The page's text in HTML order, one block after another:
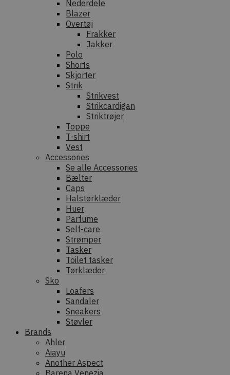
Nederdele
Blazer
Overtøj
Frakker
Jakker
Polo
Shorts
Skjorter
Strik
Strikvest
Strikcardigan
Striktrøjer
Toppe
T-shirt
Vest
Accessories
Se alle Accessories
Bælter
Caps
Halstørklæder
Huer
Parfume
Self-care
Strømper
Tasker
Toilet tasker
Tørklæder
Sko
Loafers
Sandaler
Sneakers
Støvler
Brands
Ahler
Aiayu
Another Aspect
Barena Venezia